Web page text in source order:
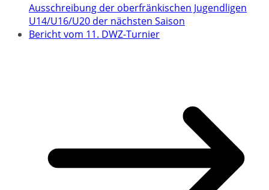
Ausschreibung der oberfränkischen Jugendligen
U14/U16/U20 der nächsten Saison
Bericht vom 11. DWZ-Turnier